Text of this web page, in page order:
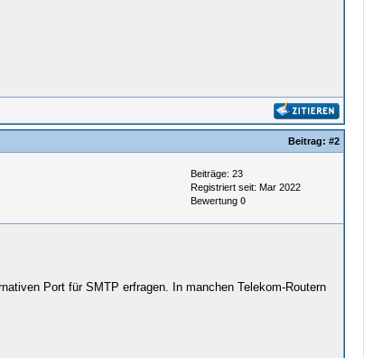
Beitrag: #2
Beiträge: 23
Registriert seit: Mar 2022
Bewertung 0
Port für SMTP erfragen. In manchen Telekom-Routern